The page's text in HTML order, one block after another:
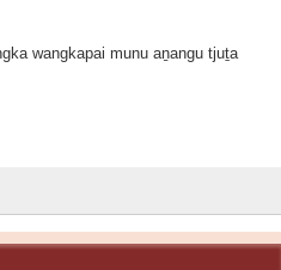
wangkapai munu aṉangu tjuṯa